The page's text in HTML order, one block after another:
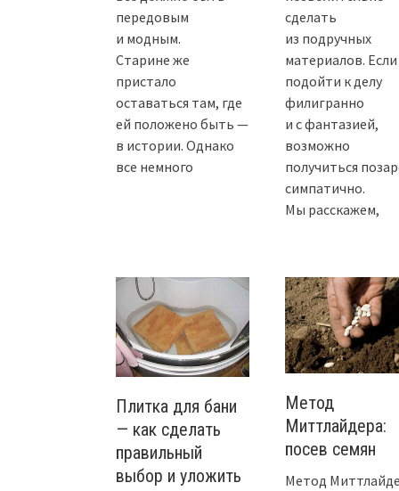
передовым
и модным.
Старине же
пристало
оставаться там, где
ей положено быть —
в истории. Однако
все немного
сделать
из подручных
материалов. Если
подойти к делу
филигранно
и с фантазией,
возможно
получиться
симпатично.
Мы расскажем,
Плитка для бани
— как сделать
правильный
выбор и уложить
Метод
Миттлайдера:
посев семян
Метод